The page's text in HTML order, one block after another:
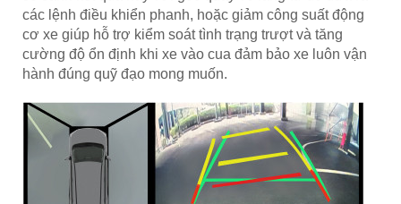
các lệnh điều khiển phanh, hoặc giảm công suất động
cơ xe giúp hỗ trợ kiểm soát tình trạng trượt và tăng
cường độ ổn định khi xe vào cua đảm bảo xe luôn vận
hành đúng quỹ đạo mong muốn.